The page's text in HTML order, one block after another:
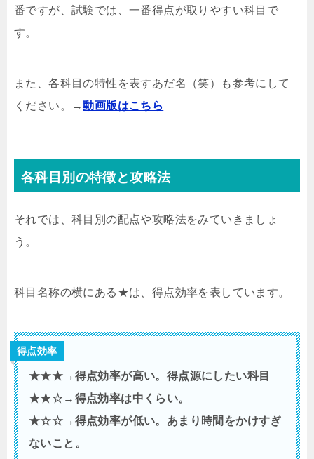
番ですが、試験では、一番得点が取りやすい科目で
す。
また、各科目の特性を表すあだ名（笑）も参考にして
ください。→動画版はこちら
各科目別の特徴と攻略法
それでは、科目別の配点や攻略法をみていきましょ
う。
科目名称の横にある★は、得点効率を表しています。
得点効率
★★★→得点効率が高い。得点源にしたい科目
★★☆→得点効率は中くらい。
★☆☆→得点効率が低い。あまり時間をかけすぎ
ないこと。